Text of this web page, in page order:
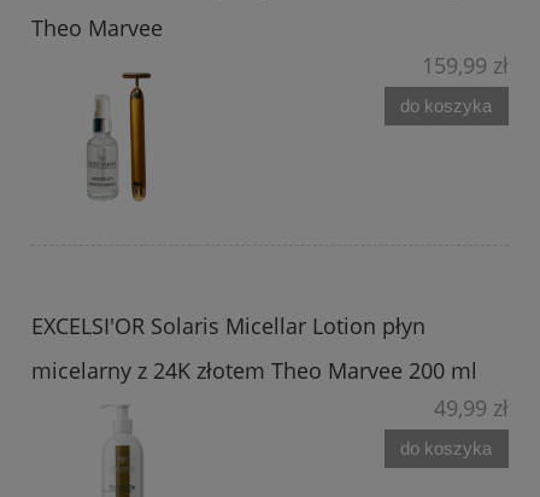
Theo Marvee
159,99 zł
do koszyka
EXCELSI'OR Solaris Micellar Lotion płyn
micelarny z 24K złotem Theo Marvee 200 ml
49,99 zł
do koszyka